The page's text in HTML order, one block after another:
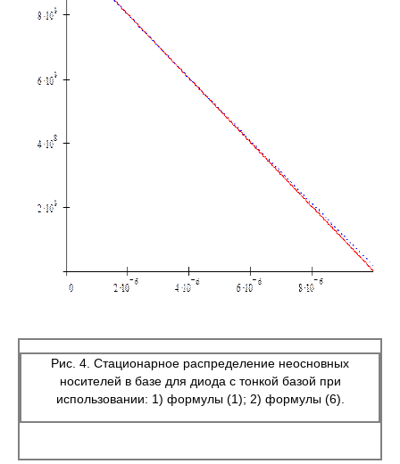
Рис. 4. Стационарное распределение неосновных
носителей в базе для диода с тонкой базой при
использовании: 1) формулы (1); 2) формулы (6).